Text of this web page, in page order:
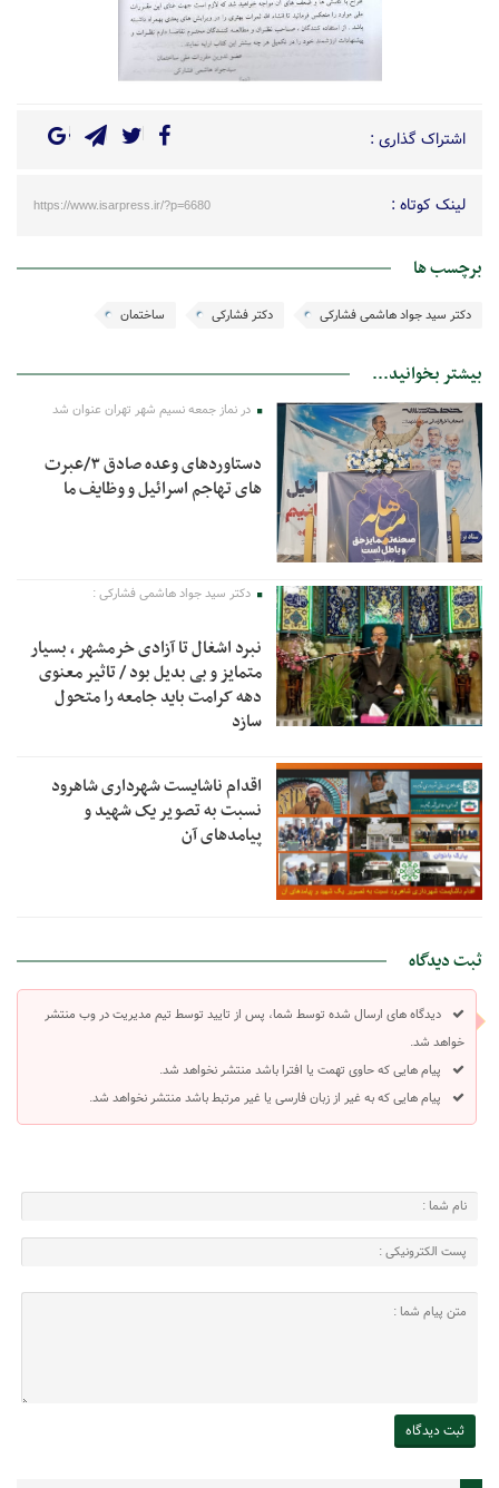
اشتراک گذاری :
لینک کوتاه : https://www.isarpress.ir/?p=6680
برچسب ها
دکتر سید جواد هاشمی فشارکی دکتر فشارکی ساختمان
بیشتر بخوانید...
در نماز جمعه نسیم شهر تهران عنوان شد
دستاوردهای وعده صادق ۳/عبرت
های تهاجم اسرائیل و وظایف ما
دکتر سید جواد هاشمی فشارکی :
نبرد اشغال تا آزادی خرمشهر ، بسیار
متمایز و بی بدیل بود / تاثیر معنوی
دهه کرامت باید جامعه را متحول
سازد
اقدام ناشایست شهرداری شاهرود
نسبت به تصویر یک شهید و
پیامدهای آن
ثبت دیدگاه
دیدگاه های ارسال شده توسط شما، پس از تایید توسط تیم مدیریت در وب منتشر
خواهد شد.
پیام هایی که حاوی تهمت یا افترا باشد منتشر نخواهد شد.
پیام هایی که به غیر از زبان فارسی یا غیر مرتبط باشد منتشر نخواهد شد.